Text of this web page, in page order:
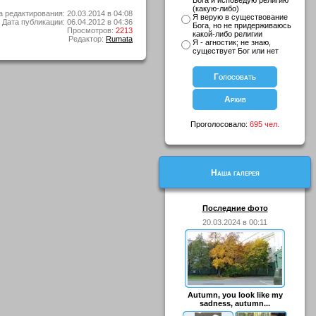
редактирования: 20.03.2014 в 04:08
Дата публикации: 06.04.2012 в 04:36
Просмотров: 2213
Редактор: Rumata
(какую-либо)
Я верую в существование
Бога, но не придерживаюсь
какой-либо религии
Я - агностик; не знаю,
существует Бог или нет
Проголосовало: 695 чел.
Наша галерея
Последние фото
20.03.2024 в 00:11
Autumn, you look like my
sadness, autumn...